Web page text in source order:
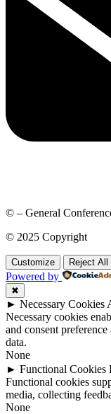
© – General
© 2025 Copyright
Customize Reject All
Powered by
✖
► Necessary Cookies
Necessary cookies
and consent
data.
None
► Functional Cookies
Functional cookies
media, collecting
None